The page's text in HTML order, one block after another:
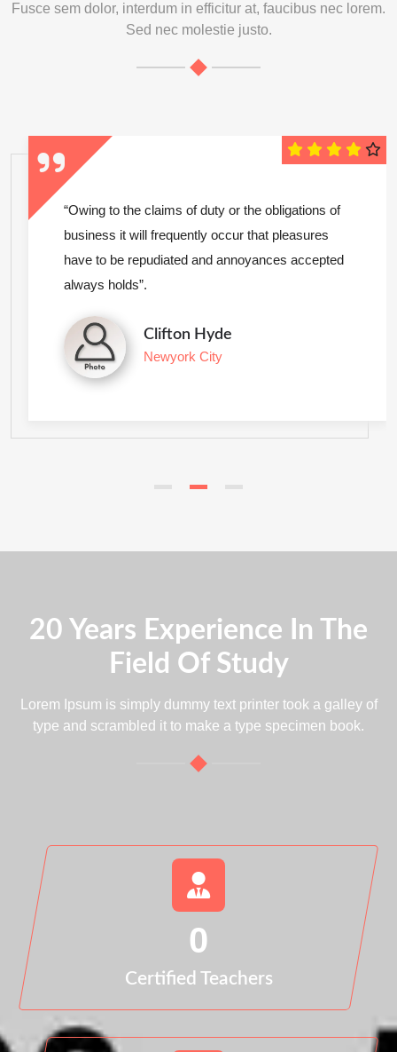
Fusce sem dolor, interdum in efficitur at, faucibus nec lorem.
Sed nec molestie justo.
“Owing to the claims of duty or the obligations of
business it will frequently occur that pleasures
have to be repudiated and annoyances accepted
always holds”.
Clifton Hyde
Newyork City
20 Years Experience In The
Field Of Study
Lorem Ipsum is simply dummy text printer took a galley of
type and scrambled it to make a type specimen book.
0
Certified Teachers